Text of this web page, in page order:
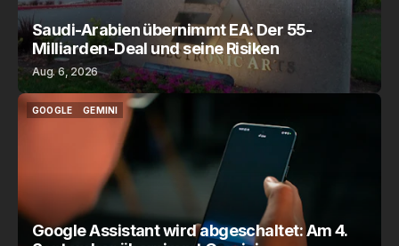
Saudi-Arabien übernimmt EA: Der 55-
Milliarden-Deal und seine Risiken
Aug. 6, 2026
GOOGLE
GEMINI
Google Assistant wird abgeschaltet: Am 4.